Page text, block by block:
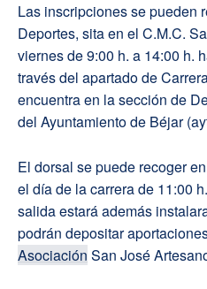
Las inscripciones se pueden
Deportes, sita en el C.M.C.
viernes de 9:00 h. a 14:00 h.
través del apartado de
encuentra en la sección de
del Ayuntamiento de Béjar
El dorsal se puede recoger
el día de la carrera de 11:00
salida estará además
podrán depositar
Asociación San José